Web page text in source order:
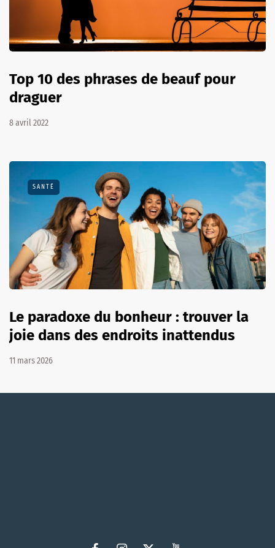
Top 10 des phrases de beauf pour
draguer
8 avril 2022
SANTÉ
Le paradoxe du bonheur : trouver la
joie dans des endroits inattendus
11 mars 2026